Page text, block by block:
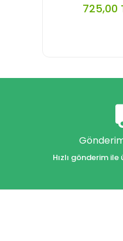
725,00
Hızlı gönderim ile